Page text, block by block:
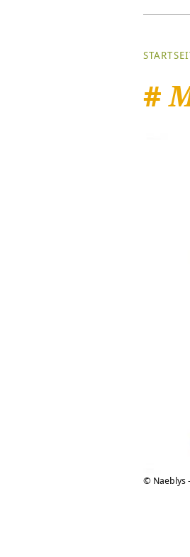
#
© Naeblys